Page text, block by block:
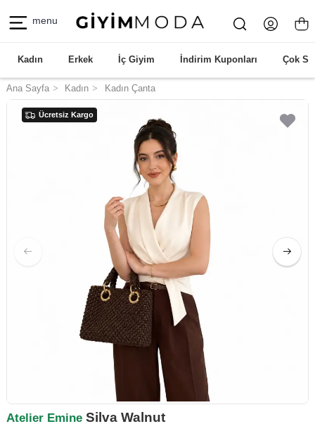
menu
Kadın Erkek İç Giyim İndirim Kuponları Çok
Ana Sayfa Kadın Kadın Çanta
Ücretsiz Kargo
Ücretsiz Kargo
Ücretsiz Kargo
Ücretsiz Kargo
Ücretsiz Kargo
Ücretsiz Kargo
Atelier EmineSilva Walnut